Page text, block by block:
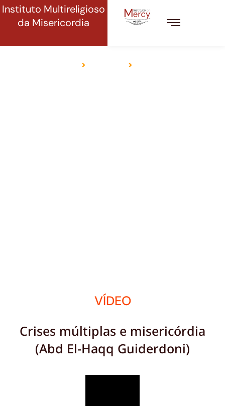
Instituto Multireligioso
da Misericordia
ISLÃ
VÍDEO
Crises múltiplas e misericórdia
(Abd El-Haqq Guiderdoni)